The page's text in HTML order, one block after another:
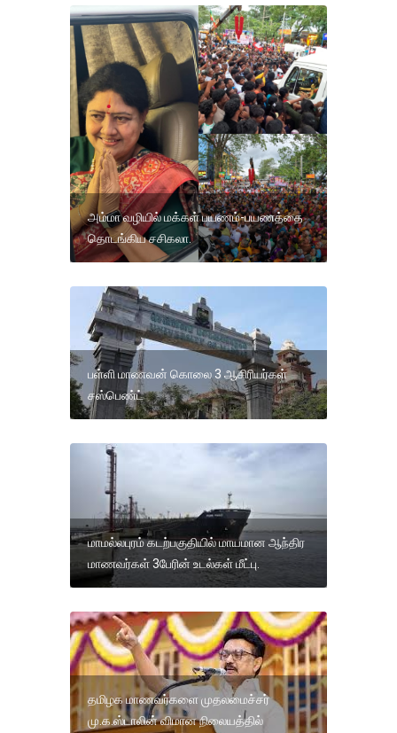
அம்மா வழியில் மக்கள் பயணம்-பயணத்தை
தொடங்கிய சசிகலா.
பள்ளி மாணவன் கொலை 3 ஆசிரியர்கள்
சஸ்பெண்ட்
மாமல்லபுரம் கடற்பகுதியில் மாயமான ஆந்திர
மாணவர்கள் 3பேரின் உடல்கள் மீட்பு.
தமிழக மாணவர்களை முதலமைச்சர்
மு.க.ஸ்டாலின் விமான நிலையத்தில்